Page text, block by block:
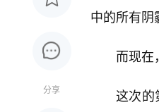
分享
中的所有
而现在
这次的